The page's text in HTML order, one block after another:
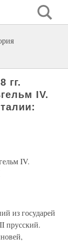
гг.
IV.
IV.
из государей
прусский.